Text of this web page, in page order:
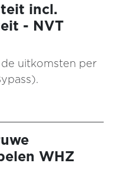
incl.
- NVT
uitkomsten per
WHZ